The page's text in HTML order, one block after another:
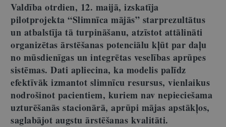
Valdība otrdien, 12. maijā, izskatīja
pilotprojekta “Slimnīca mājās” starprezultātus
un atbalstīja tā turpināšanu, atzīstot attālināti
organizētas ārstēšanas potenciālu kļūt par daļu
no mūsdienīgas un integrētas veselības aprūpes
sistēmas. Dati apliecina, ka modelis palīdz
efektīvāk izmantot slimnīcu resursus, vienlaikus
nodrošinot pacientiem, kuriem nav nepieciešama
uzturēšanās stacionārā, aprūpi mājas apstākļos,
saglabājot augstu ārstēšanas kvalitāti.